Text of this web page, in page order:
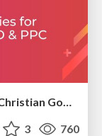
brightonSEO & MeasureFest 2025 - Christian Goodrich - Winning strategies for Black Friday CRO & PPC
3 760